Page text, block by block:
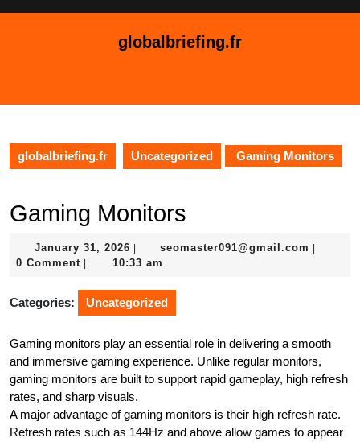
globalbriefing.fr
globalbriefing.fr Uncategorized Gaming Monitors
Gaming Monitors
January 31, 2026 January
31,
seomaster091@gmail.com
0 Comment 10:33 am
Categories: Uncategorized
Gaming monitors play an essential role in delivering a smooth
and immersive gaming experience. Unlike regular monitors,
gaming monitors are built to support rapid gameplay, high refresh
rates, and sharp visuals.
A major advantage of gaming monitors is their high refresh rate.
Refresh rates such as 144Hz and above allow games to appear